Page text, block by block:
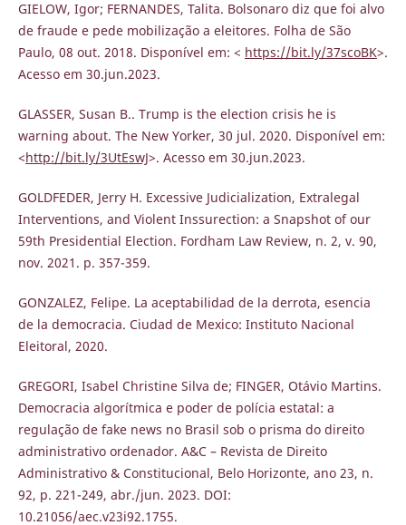
GIELOW, Igor; FERNANDES, Talita. Bolsonaro diz que foi alvo
de fraude e pede mobilização a eleitores. Folha de São
Paulo, 08 out. 2018. Disponível em: < https://bit.ly/37scoBK>.
Acesso em 30.jun.2023.
GLASSER, Susan B.. Trump is the election crisis he is
warning about. The New Yorker, 30 jul. 2020. Disponível em:
<http://bit.ly/3UtEswJ>. Acesso em 30.jun.2023.
GOLDFEDER, Jerry H. Excessive Judicialization, Extralegal
Interventions, and Violent Inssurection: a Snapshot of our
59th Presidential Election. Fordham Law Review, n. 2, v. 90,
nov. 2021. p. 357-359.
GONZALEZ, Felipe. La aceptabilidad de la derrota, esencia
de la democracia. Ciudad de Mexico: Instituto Nacional
Eleitoral, 2020.
GREGORI, Isabel Christine Silva de; FINGER, Otávio Martins.
Democracia algorítmica e poder de polícia estatal: a
regulação de fake news no Brasil sob o prisma do direito
administrativo ordenador. A&C – Revista de Direito
Administrativo & Constitucional, Belo Horizonte, ano 23, n.
92, p. 221-249, abr./jun. 2023. DOI:
10.21056/aec.v23i92.1755.